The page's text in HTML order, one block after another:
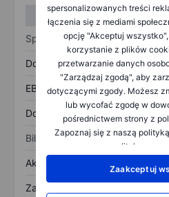
spersonalizowanych treści
łączenia się z mediami
opcję "Akceptuj
korzystanie z plików
przetwarzanie danych
"Zarządzaj zgodą", aby
dotyczącymi zgody. Możesz
lub wycofać zgodę w
pośrednictwem strony z
Zapoznaj się z naszą
polityką
Zaakceptuj
Sprawozdanie z zysków
Dochód
EBITDA
Dochód netto
Bilans
Aktywa ogółem
Zadłużenie ogółem